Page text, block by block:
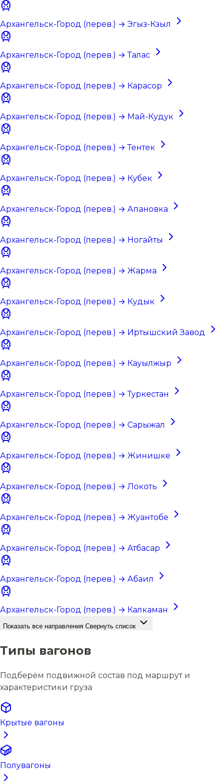
Архангельск-Город (перев.) → Эгыз-Кзыл
Архангельск-Город (перев.) → Талас
Архангельск-Город (перев.) → Карасор
Архангельск-Город (перев.) → Май-Кудук
Архангельск-Город (перев.) → Тентек
Архангельск-Город (перев.) → Кубек
Архангельск-Город (перев.) → Апановка
Архангельск-Город (перев.) → Ногайты
Архангельск-Город (перев.) → Жарма
Архангельск-Город (перев.) → Кудык
Архангельск-Город (перев.) → Иртышский Завод
Архангельск-Город (перев.) → Кауылжыр
Архангельск-Город (перев.) → Туркестан
Архангельск-Город (перев.) → Сарыжал
Архангельск-Город (перев.) → Жинишке
Архангельск-Город (перев.) → Локоть
Архангельск-Город (перев.) → Жуантобе
Архангельск-Город (перев.) → Атбасар
Архангельск-Город (перев.) → Абаил
Архангельск-Город (перев.) → Калкаман
Показать все направления Свернуть список
Типы вагонов
Подберём подвижной состав под маршрут и
характеристики груза
Крытые вагоны
Полувагоны